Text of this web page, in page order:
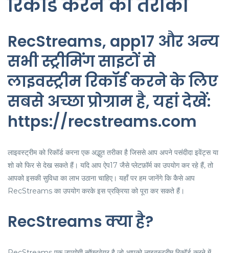
रिकॉर्ड करने का तरीका
RecStreams, app17 और अन्य
सभी स्ट्रीमिंग साइटों से
लाइवस्ट्रीम रिकॉर्ड करने के लिए
सबसे अच्छा प्रोग्राम है, यहां देखें:
https://recstreams.com
लाइवस्ट्रीम को रिकॉर्ड करना एक अद्भुत तरीका है जिससे आप अपने पसंदीदा इवेंट्स या
शो को फिर से देख सकते हैं। यदि आप ऐप17 जैसे प्लेटफ़ॉर्म का उपयोग कर रहे हैं, तो
आपको इसकी सुविधा का लाभ उठाना चाहिए। यहाँ पर हम जानेंगे कि कैसे आप
RecStreams का उपयोग करके इस प्रक्रिया को पूरा कर सकते हैं।
RecStreams क्या है?